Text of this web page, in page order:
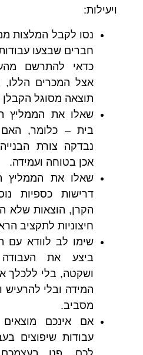
ויעילות:
נסו לקבל המלצות
חברים שבצעו
כדאי להתרשם
אצל המכרים הללו,
תוצאה מסוגל הקבלן
שאלו את הממליץ
בית – כלומר,
נבדקה צורת
אכן בטוחה ועמידה.
שאלו את הממליץ
דרישות כספיות
הקרן, הוצאות שלא
חיצוניות לתקציב
שימו לב לוודא עם
ביצע את העבודה
ושקטה, בלי ללכלך
המידה ובלי להרעיש
מסביב.
אם אינכם
עבודות שיפוצים